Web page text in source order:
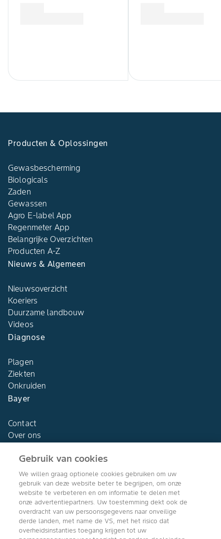
Producten & Oplossingen
Gewasbescherming
Biologicals
Zaden
Gewassen
Agro E-label App
Regenmeter App
Belangrijke Overzichten
Producten A-Z
Nieuws & Algemeen
Nieuwsoverzicht
Koeriers
Duurzame landbouw
Videos
Diagnose
Plagen
Ziekten
Onkruiden
Bayer
Contact
Over ons
Agro Bayer
Nederland
Gebruik van cookies
We willen graag optionele cookies gebruiken om uw
gebruik van deze website beter te begrijpen, om onze
website te verbeteren en om informatie te delen met
onze advertentiepartners. Uw toestemming dekt ook de
overdracht van uw persoonsgegevens naar onveilige
derde landen, met name de VS, met het risico dat
overheidsinstanties toegang krijgen tot uw